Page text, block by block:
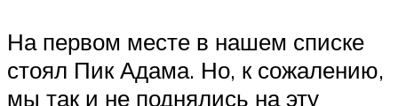
На первом месте в нашем списке
стоял Пик Адама. Но, к сожалению,
мы так и не поднялись на эту